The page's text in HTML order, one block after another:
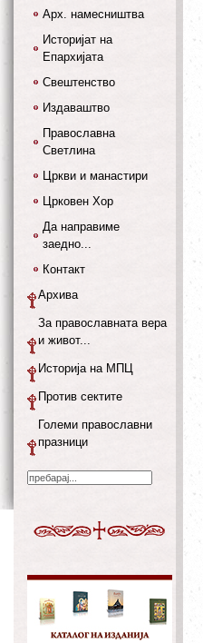
Арх. намесништва
Историјат на
Епархијата
Свештенство
Издаваштво
Православна
Светлина
Цркви и манастири
Црковен Хор
Да направиме
заедно...
Контакт
Архива
За православната вера
и живот...
Историја на МПЦ
Против сектите
Големи православни
празници